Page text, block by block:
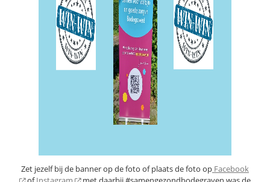
Zet jezelf bij de banner op de foto of plaats de foto op Facebook